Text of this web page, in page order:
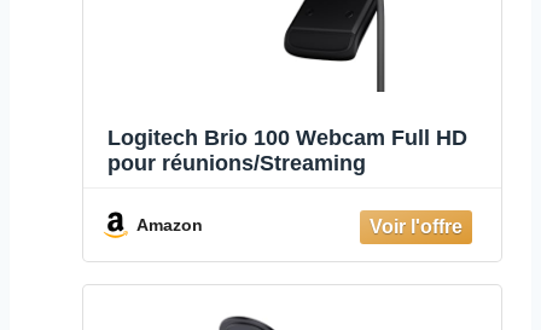
Logitech Brio 100 Webcam Full HD
pour réunions/Streaming
Amazon